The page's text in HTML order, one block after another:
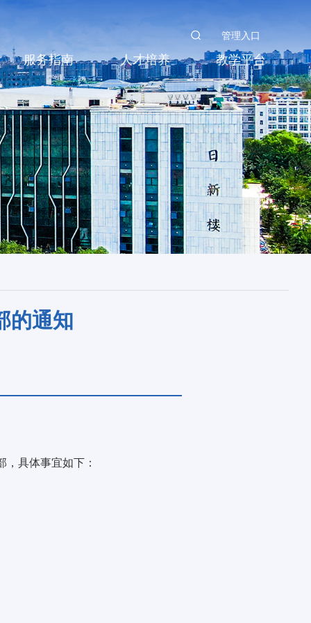
管理入口
服务指南 人才培养 教学平台
的通知
，具体事宜如下：